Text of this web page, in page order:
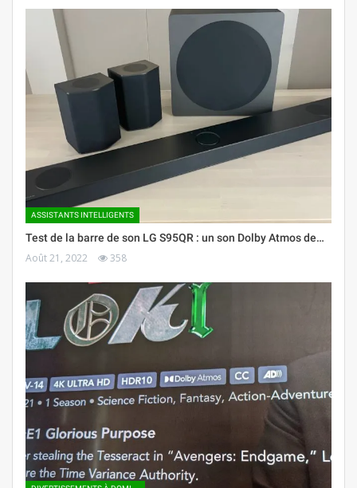
ASSISTANTS INTELLIGENTS
Test de la barre de son LG S95QR : un son Dolby Atmos de…
Août 21, 2022 358